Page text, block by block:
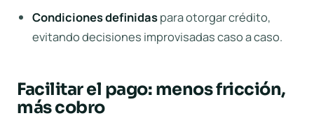
Condiciones definidaspara otorgar crédito,
evitando decisiones improvisadas caso a caso.
Facilitar el pago: menos fricción,
más cobro